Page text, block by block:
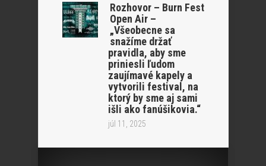
Rozhovor – Burn Fest
Open Air –
„Všeobecne sa
snažíme držať
pravidla, aby sme
priniesli ľudom
zaujímavé kapely a
vytvorili festival, na
ktorý by sme aj sami
išli ako fanúšikovia.“
júl 11, 2025